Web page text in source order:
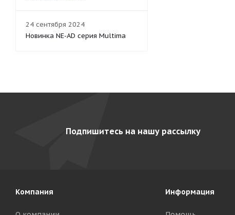
24 сентября 2024
Новинка NE-AD серия Multima
Подпишитесь на нашу рассылку
Компания Информация